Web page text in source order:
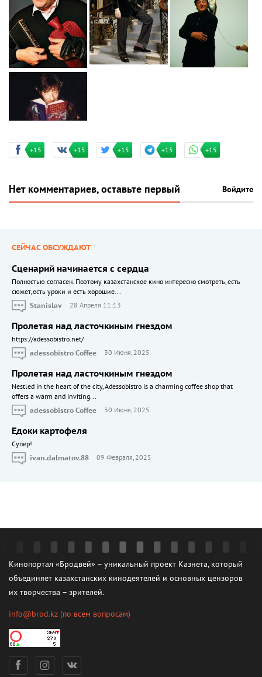
+15 +15 +15 +15 +15
Нет комментариев, оставьте первый Войдите
СЕЙЧАС ОБСУЖДАЮТ
Сценарий начинается с сердца
Полностью согласен. Поэтому казахстанское кино интересно смотреть, есть
сюжет, есть уроки и есть хорошие...
Stanislav
28 Апреля 11:13
Пролетая над ласточкиным гнездом
https://adessobistro.net/
adessobistro Coffee
30 Июня, 2025
Пролетая над ласточкиным гнездом
Nestled in the heart of the city, Adessobistro is a charming coffee shop that
offers a warm and inviting...
adessobistro Coffee
30 Июня, 2025
Едоки картофеля
Cупер!
ivan.dalmatov.88
09 Февраля, 2025
Кинопортал «Бродвей» – уникальный проект Казнета, который
объединяет казахстанских кинодеятелей и основных цензоров
их творчества – зрителей.
info@brod.kz (по всем вопросам)